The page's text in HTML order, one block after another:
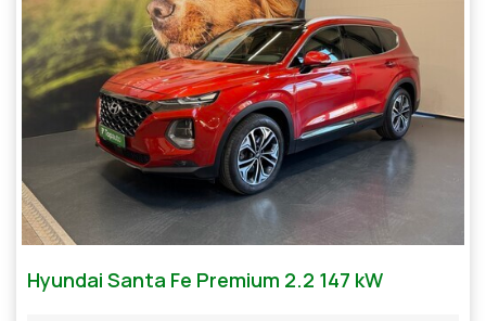
Hyundai Santa Fe Premium 2.2 147 kW